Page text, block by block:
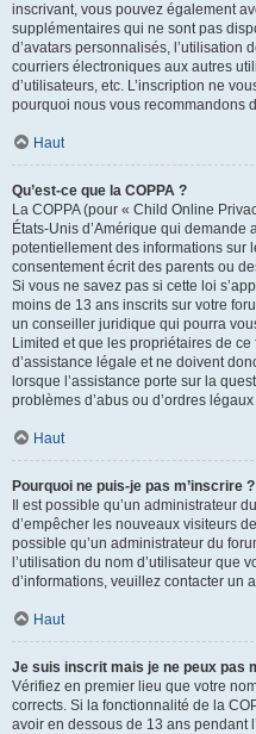
inscrivant, vous pouvez également
supplémentaires qui ne sont pas
d’avatars personnalisés, l’utilisation
courriers électroniques aux autres
d’utilisateurs, etc. L’inscription ne
pourquoi nous vous recommandons
Haut
Qu’est-ce que la COPPA ?
La COPPA (pour « Child Online
États-Unis d’Amérique qui demande
potentiellement des informations sur
consentement écrit des parents ou
Si vous ne savez pas si cette loi
moins de 13 ans inscrits sur votre
un conseiller juridique qui pourra
Limited et que les propriétaires de
d’assistance légale et ne doivent
lorsque l’assistance porte sur la
problèmes d’abus ou d’ordres
Haut
Pourquoi ne puis-je pas m’inscrire ?
Il est possible qu’un administrateur
d’empêcher les nouveaux visiteurs
possible qu’un administrateur du
l’utilisation du nom d’utilisateur que
d’informations, veuillez contacter un
Haut
Je suis inscrit mais je ne peux pas
Vérifiez en premier lieu que votre
corrects. Si la fonctionnalité de la
avoir en dessous de 13 ans pendant